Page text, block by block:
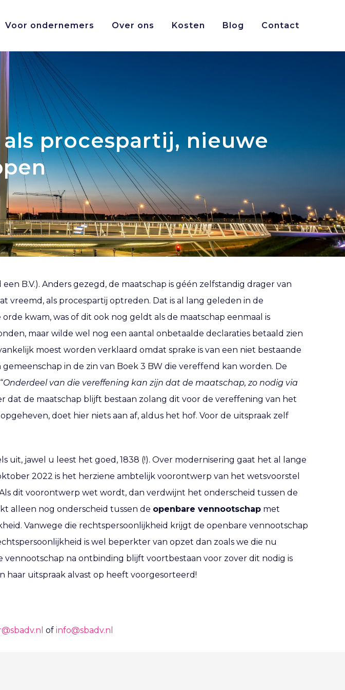
Voor ondernemers Over ons Kosten Blog Contact
procespartij, nieuwe
B.V.). Anders gezegd, de maatschap is géén zelfstandig drager van
als procespartij optreden. Dat is al lang geleden in de
kwam, was of dit ook nog geldt als de maatschap eenmaal is
maar wilde wel nog een aantal onbetaalde declaraties betaald zien
moest worden verklaard omdat sprake is van een niet bestaande
in de zin van Boek 3 BW die vereffend kan worden. De
Onderdeel van die vereffening kan zijn dat de maatschap, zo nodig via
dat de maatschap blijft bestaan zolang dit voor de vereffening van het
doet hier niets aan af, aldus het hof. Voor de uitspraak zelf
jawel u leest het goed, 1838 (!). Over modernisering gaat het al lange
2022 is het herziene ambtelijk voorontwerp van het wetsvoorstel
dit voorontwerp wet wordt, dan verdwijnt het onderscheid tussen de
alleen nog onderscheid tussen de openbare vennootschap met
Vanwege die rechtspersoonlijkheid krijgt de openbare vennootschap
is wel beperkter van opzet dan zoals we die nu
na ontbinding blijft voortbestaan voor zover dit nodig is
uitspraak alvast op heeft voorgesorteerd!
of info@sbadv.nl